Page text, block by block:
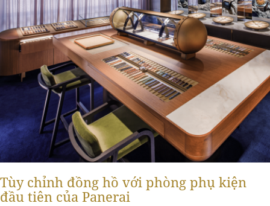
Tùy chỉnh đồng hồ với phòng phụ kiện
đầu tiên của Panerai